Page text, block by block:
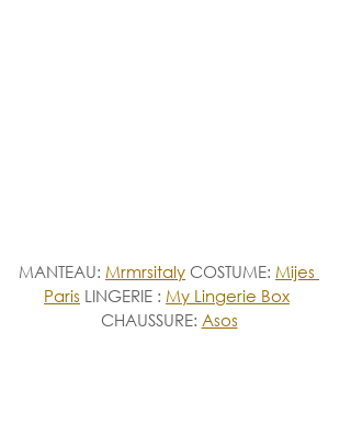
MANTEAU: Mrmrsitaly COSTUME: Mijes
Paris LINGERIE : My Lingerie Box
CHAUSSURE: Asos